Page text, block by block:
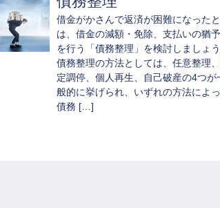
借金がかさんで返済が困難になった
は、借金の減額・免除、支払いの猶
を行う「債務整理」を検討しましょう
債務整理の方法としては、任意整理
定調停、個人再生、自己破産の4つが
般的に挙げられ、いずれの方法によ
債務 […]